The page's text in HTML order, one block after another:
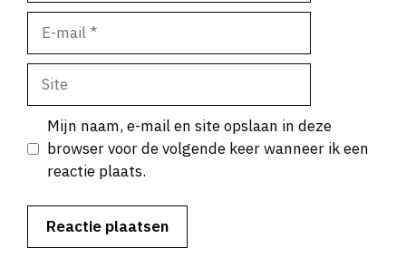
mail
Site
Mijn naam, e-mail en site opslaan in deze
browser voor de volgende keer wanneer ik een
reactie plaats.